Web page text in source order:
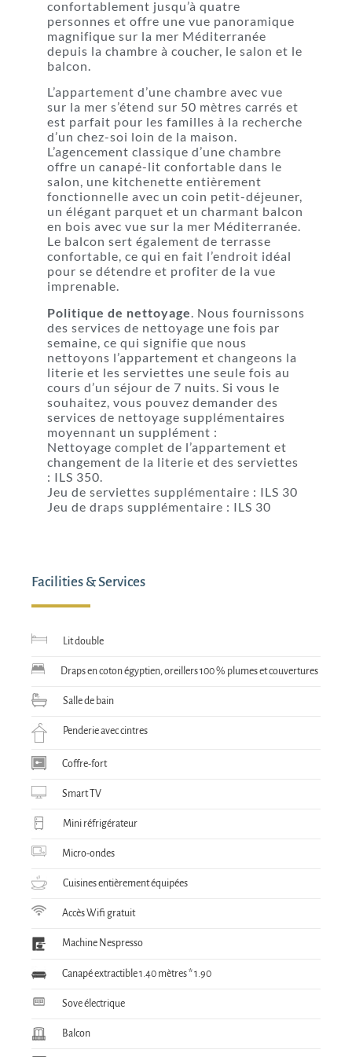
confortablement jusqu’à quatre
personnes et offre une vue panoramique
magnifique sur la mer Méditerranée
depuis la chambre à coucher, le salon et le
balcon.
L’appartement d’une chambre avec vue
sur la mer s’étend sur 50 mètres carrés et
est parfait pour les familles à la recherche
d’un chez-soi loin de la maison.
L’agencement classique d’une chambre
offre un canapé-lit confortable dans le
salon, une kitchenette entièrement
fonctionnelle avec un coin petit-déjeuner,
un élégant parquet et un charmant balcon
en bois avec vue sur la mer Méditerranée.
Le balcon sert également de terrasse
confortable, ce qui en fait l’endroit idéal
pour se détendre et profiter de la vue
imprenable.
Politique de nettoyage . Nous fournissons
des services de nettoyage une fois par
semaine, ce qui signifie que nous
nettoyons l’appartement et changeons la
literie et les serviettes une seule fois au
cours d’un séjour de 7 nuits. Si vous le
souhaitez, vous pouvez demander des
services de nettoyage supplémentaires
moyennant un supplément :
Nettoyage complet de l’appartement et
changement de la literie et des serviettes
: ILS 350.
Jeu de serviettes supplémentaire : ILS 30
Jeu de draps supplémentaire : ILS 30
Facilities & Services
Lit double
Draps en coton égyptien, oreillers 100 % plumes et couvertures
Salle de bain
Penderie avec cintres
Coffre-fort
Smart TV
Mini réfrigérateur
Micro-ondes
Cuisines entièrement équipées
Accès Wifi gratuit
Machine Nespresso
Canapé extractible 1.40 mètres * 1.90
Sove électrique
Balcon